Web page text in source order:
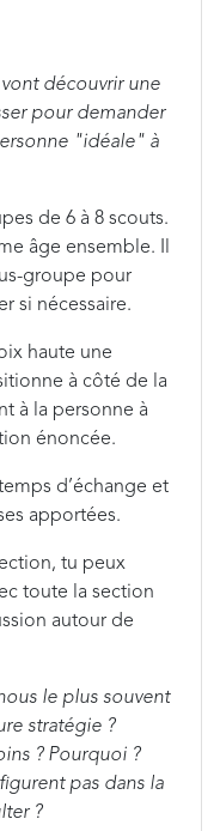
découvrir une
pour demander
"idéale" à
de 6 à 8 scouts.
âge ensemble. Il
groupe pour
si nécessaire.
haute une
à côté de la
à la personne à
énoncée.
d’échange et
apportées.
tu peux
toute la section
autour de
le plus souvent
stratégie ?
? Pourquoi ?
pas dans la
?